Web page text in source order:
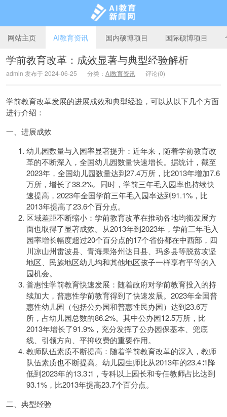
AI教育新闻网
网站主页 AI教育资讯 国内硕博项目 国际硕博项目
学前教育改革：成效显著与典型经验解析
admin 发布于 2024-06-25 分类： AI教育资讯 评论(0)
学前教育改革发展的进展成效和典型经验，可以从以下几个方面
进行介绍：
一、进展成效
幼儿园数量与入园率显著提升：近年来，随着学前教育改
革的不断深入，全国幼儿园数量快速增长。据统计，截至
2023年，全国幼儿园数量达到27.4万所，比2013年增加7.6
万所，增长了38.2%。同时，学前三年毛入园率也持续快
速提高，2023年全国学前三年毛入园率达到91.1%，比
2013年提高了23.6个百分点。
区域差距不断缩小：学前教育改革在推动各地均衡发展方
面也取得了显著成效。从2013年到2023年，学前三年毛入
园率增长幅度超过20个百分点的17个省份都在中西部，四
川凉山州雷波县、青海果洛州达日县、玛多县等脱贫攻坚
地区、民族地区幼儿均和其他地区孩子一样享有平等的入
园机会。
普惠性学前教育快速发展：随着政府对学前教育投入的持
续加大，普惠性学前教育得到了快速发展。2023年全国普
惠性幼儿园（包括公办园和普惠性民办园）达到23.6万
所，占幼儿园总数的86.2%。其中公办园12.5万所，比
2013年增长了91.9%，充分发挥了公办园保基本、兜底
线、引领方向、平抑收费的重要作用。
教师队伍素质不断提高：随着学前教育改革的深入，教师
队伍素质也不断提高。幼儿园生师比从2013年的23.4∶1降
低到2023年的13.3∶1，专科以上园长和专任教师占比达到
93.1%，比2013年提高23.7个百分点。
二、典型经验